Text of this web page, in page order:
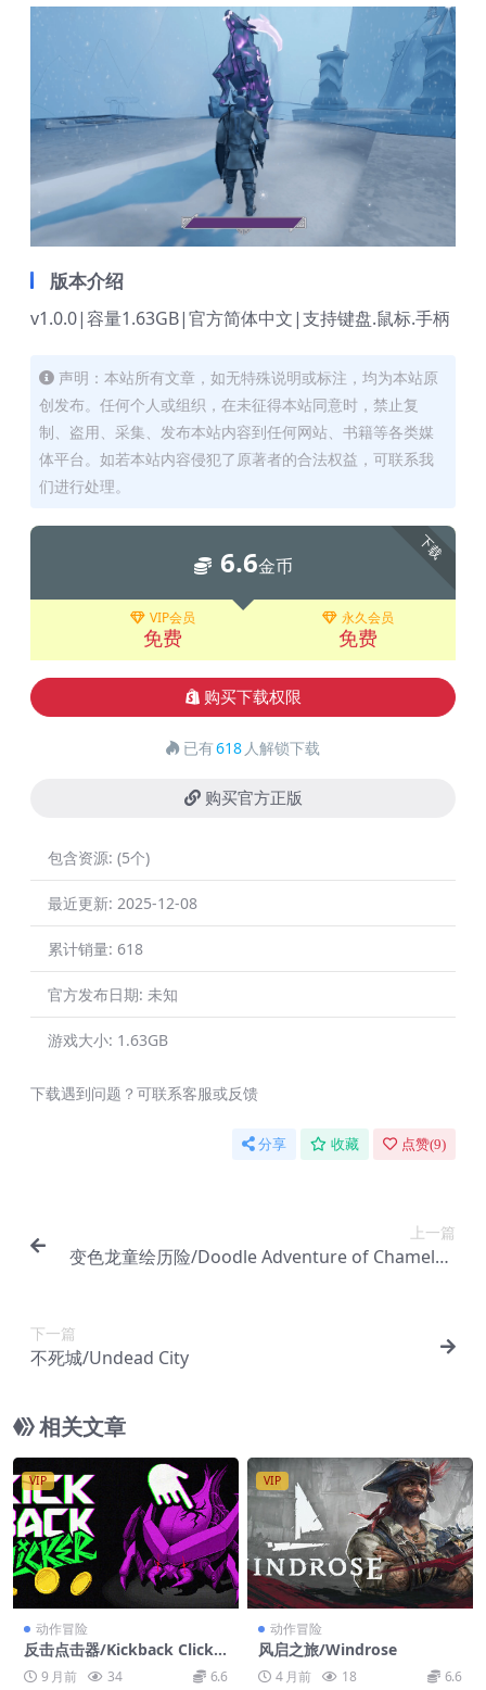
版本介绍
v1.0.0|容量1.63GB|官方简体中文|支持键盘.鼠标.手柄
声明：本站所有文章，如无特殊说明或标注，均为本站原
创发布。任何个人或组织，在未征得本站同意时，禁止复
制、盗用、采集、发布本站内容到任何网站、书籍等各类媒
体平台。如若本站内容侵犯了原著者的合法权益，可联系我
们进行处理。
下载
6.6金币
VIP会员
免费
永久会员
免费
购买下载权限
已有618 人解锁下载
购买官方正版
包含资源: (5个)
最近更新: 2025-12-08
累计销量: 618
官方发布日期: 未知
游戏大小: 1.63GB
下载遇到问题？可联系客服或反馈
分享 收藏 点赞(9)
上一篇
变色龙童绘历险/Doodle Adventure of Chameleo
下一篇
不死城/Undead City
相关文章
VIP
动作冒险
反击点击器/Kickback Clicke
r 9 月前 34 6.6
VIP
动作冒险
风启之旅/Windrose
4 月前 18 6.6